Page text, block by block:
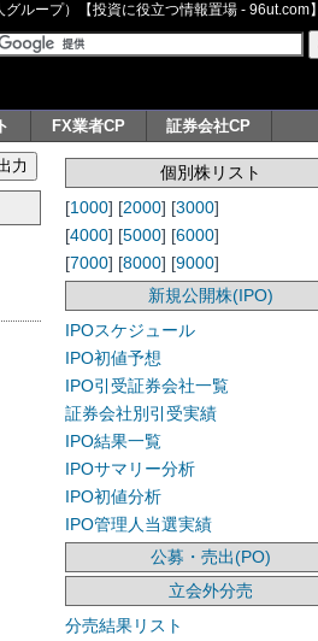
ループ）【投資に役立つ情報置場 - 96ut.com】
FX業者CP 証券会社CP
個別株リスト
[1000] [2000] [3000]
[4000] [5000] [6000]
[7000] [8000] [9000]
新規公開株(IPO)
IPOスケジュール
IPO初値予想
IPO引受証券会社一覧
証券会社別引受実績
IPO結果一覧
IPOサマリー分析
IPO初値分析
IPO管理人当選実績
公募・売出(PO)
立会外分売
分売結果リスト